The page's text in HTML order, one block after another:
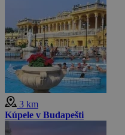
3 km
Kúpele v Budapešti